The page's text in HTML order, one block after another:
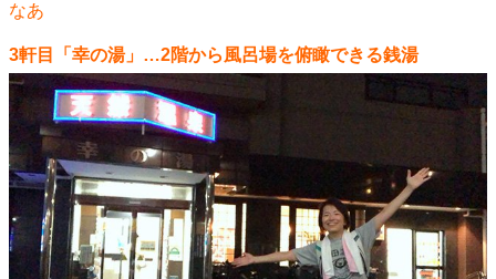
なあ
3軒目「幸の湯」…2階から風呂場を俯瞰できる銭湯